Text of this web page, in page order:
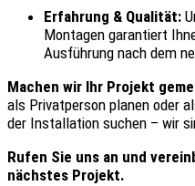
Erfahrung & Qualität:
Montagen garantiert
Ausführung nach dem
Machen wir Ihr Projekt
als Privatperson planen oder
der Installation suchen – wir
Rufen Sie uns an und
nächstes Projekt.